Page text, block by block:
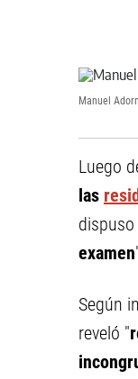
Manuel
Luego
las
examen
Según
reveló "